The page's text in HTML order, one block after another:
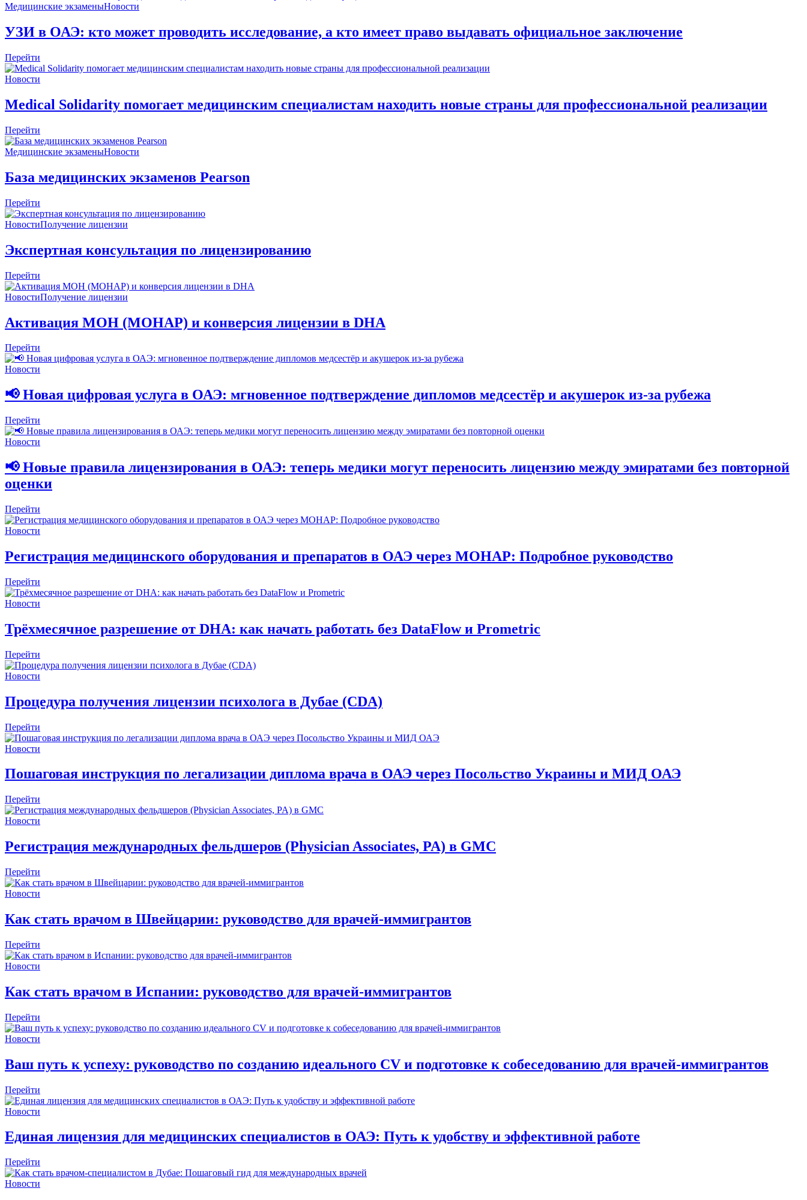
Медицинские экзаменыНовости
УЗИ в ОАЭ: кто может проводить исследование, а кто имеет право выдавать официальное заключение
Перейти
Новости
Medical Solidarity помогает медицинским специалистам находить новые страны для профессиональной реализации
Перейти
Медицинские экзаменыНовости
База медицинских экзаменов Pearson
Перейти
НовостиПолучение лицензии
Экспертная консультация по лицензированию
Перейти
НовостиПолучение лицензии
Активация MOH (MOHAP) и конверсия лицензии в DHA
Перейти
Новости
📢 Новая цифровая услуга в ОАЭ: мгновенное подтверждение дипломов медсестёр и акушерок из-за рубежа
Перейти
Новости
📢 Новые правила лицензирования в ОАЭ: теперь медики могут переносить лицензию между эмиратами без повторной
оценки
Перейти
Новости
Регистрация медицинского оборудования и препаратов в ОАЭ через MOHAP: Подробное руководство
Перейти
Новости
Трёхмесячное разрешение от DHA: как начать работать без DataFlow и Prometric
Перейти
Новости
Процедура получения лицензии психолога в Дубае (CDA)
Перейти
Новости
Пошаговая инструкция по легализации диплома врача в ОАЭ через Посольство Украины и МИД ОАЭ
Перейти
Новости
Регистрация международных фельдшеров (Physician Associates, PA) в GMC
Перейти
Новости
Как стать врачом в Швейцарии: руководство для врачей-иммигрантов
Перейти
Новости
Как стать врачом в Испании: руководство для врачей-иммигрантов
Перейти
Новости
Ваш путь к успеху: руководство по созданию идеального CV и подготовке к собеседованию для врачей-иммигрантов
Перейти
Новости
Единая лицензия для медицинских специалистов в ОАЭ: Путь к удобству и эффективной работе
Перейти
Новости